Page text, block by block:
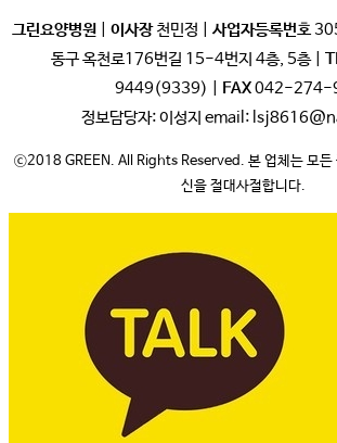
그린요양병원 이사장천민정 | 사업자등록번호
동구 옥천로176번길 15-4번지 4층, 5층 |
9449(9339) |
FAX042-274-
정보담당자: 이성지 email:
ⓒ2018 GREEN. All Rights Reserved. 본 업체는 모든
신을 절대사절합니다.